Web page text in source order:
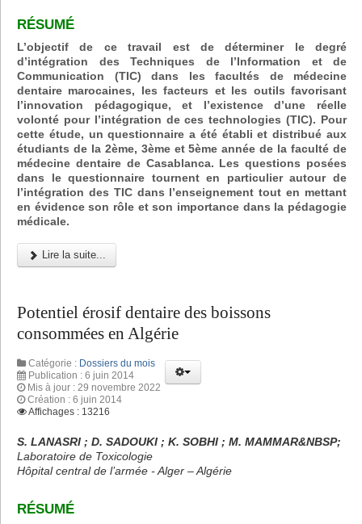
RÉSUMÉ
L’objectif de ce travail est de déterminer le degré
d’intégration des Techniques de l’Information et de
Communication (TIC) dans les facultés de médecine
dentaire marocaines, les facteurs et les outils favorisant
l’innovation pédagogique, et l’existence d’une réelle
volonté pour l’intégration de ces technologies (TIC). Pour
cette étude, un questionnaire a été établi et distribué aux
étudiants de la 2ème, 3ème et 5ème année de la faculté de
médecine dentaire de Casablanca. Les questions posées
dans le questionnaire tournent en particulier autour de
l’intégration des TIC dans l’enseignement tout en mettant
en évidence son rôle et son importance dans la pédagogie
médicale.
Lire la suite...
Potentiel érosif dentaire des boissons
consommées en Algérie
Catégorie : Dossiers du mois
Publication : 6 juin 2014
Mis à jour : 29 novembre 2022
Création : 6 juin 2014
Affichages : 13216
S. LANASRI ; D. SADOUKI ; K. SOBHI ; M. MAMMAR&NBSP;
Laboratoire de Toxicologie
Hôpital central de l’armée - Alger – Algérie
RÉSUMÉ